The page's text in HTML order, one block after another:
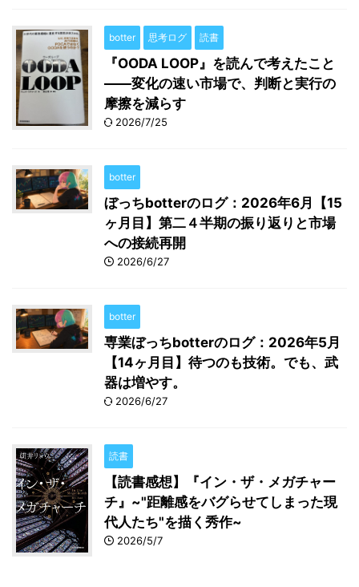
botter 思考ログ 読書
『OODA LOOP』を読んで考えたこと
――変化の速い市場で、判断と実行の
摩擦を減らす
2026/7/25
botter
ぼっちbotterのログ：2026年6月【15
ヶ月目】第二４半期の振り返りと市場
への接続再開
2026/6/27
botter
専業ぼっちbotterのログ：2026年5月
【14ヶ月目】待つのも技術。でも、武
器は増やす。
2026/6/27
読書
【読書感想】『イン・ザ・メガチャー
チ』~"距離感をバグらせてしまった現
代人たち"を描く秀作~
2026/5/7